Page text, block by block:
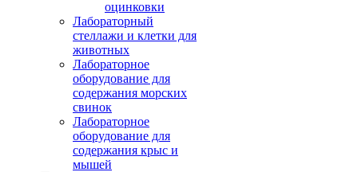
оцинковки
Лабораторный
стеллажи и клетки для
животных
Лабораторное
оборудование для
содержания морских
свинок
Лабораторное
оборудование для
содержания крыс и
мышей